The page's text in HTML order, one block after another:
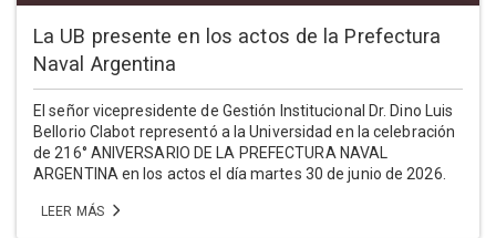
La UB presente en los actos de la Prefectura
Naval Argentina
El señor vicepresidente de Gestión Institucional Dr. Dino Luis
Bellorio Clabot representó a la Universidad en la celebración
de 216° ANIVERSARIO DE LA PREFECTURA NAVAL
ARGENTINA en los actos el día martes 30 de junio de 2026.
LEER MÁS